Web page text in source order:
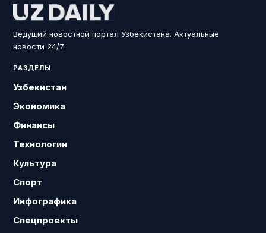
Ведущий новостной портал Узбекистана. Актуальные
новости 24/7.
РАЗДЕЛЫ
Узбекистан
Экономика
Финансы
Технологии
Культура
Спорт
Инфографика
Спецпроекты